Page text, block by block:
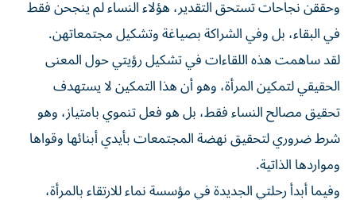
وحققن نجاحات تستحق التقدير، هؤلاء النساء لم ينجحن فقط
في البقاء، بل وفي الشراكة بصياغة وتشكيل مجتمعاتهن.
لقد ساهمت هذه اللقاءات في تشكيل رؤيتي حول المعنى
الحقيقي لتمكين المرأة، وهو أن هذا التمكين لا يستهدف
تحقيق مصالح النساء فقط، بل هو فعل تنموي بامتياز، وهو
شرط ضروري لتحقيق نهضة المجتمعات بأيدي أبنائها وقواها
ومواردها الذاتية.
وفيما أبدأ رحلتي الجديدة في مؤسسة نماء للارتقاء بالمرأة،